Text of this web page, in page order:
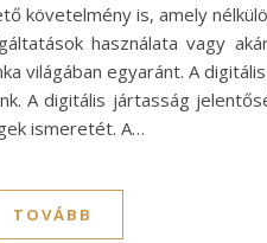
követelmény is, amely
használata vagy
világában egyaránt. A
A digitális jártasság
ismeretét. A…
TOVÁBB